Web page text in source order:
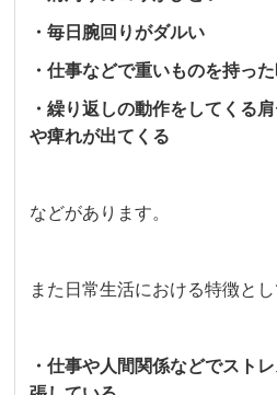
・毎日腕回りがダルい
・仕事などで重いものを持っ
・繰り返しの動作をしてくる
や痺れが出てくる
などがあります。
また日常生活における特徴とし
・仕事や人間関係などでスト